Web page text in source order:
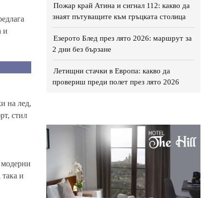
Пожар край Атина и сигнал 112: какво да
знаят пътуващите към гръцката столица
Езерото Блед през лято 2026: маршрут за
2 дни без бързане
Летищни стачки в Европа: какво да
провериш преди полет през лято 2026
и
на лед,
стил
модерни
и